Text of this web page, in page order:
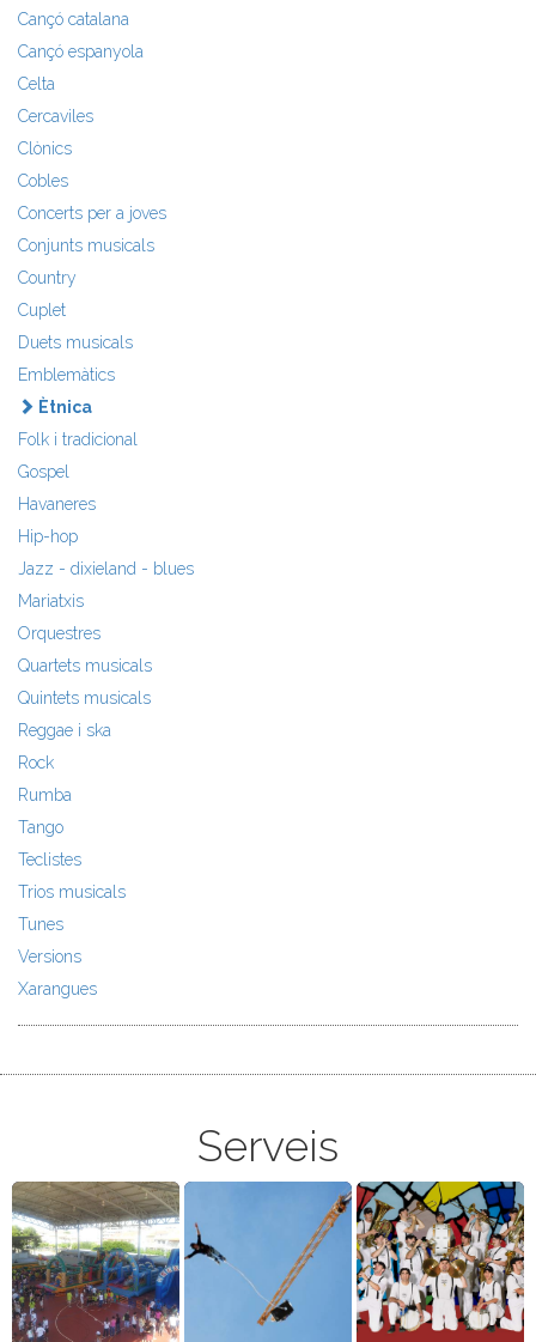
Cançó catalana
Cançó espanyola
Celta
Cercaviles
Clònics
Cobles
Concerts per a joves
Conjunts musicals
Country
Cuplet
Duets musicals
Emblemàtics
Ètnica
Folk i tradicional
Gospel
Havaneres
Hip-hop
Jazz - dixieland - blues
Mariatxis
Orquestres
Quartets musicals
Quintets musicals
Reggae i ska
Rock
Rumba
Tango
Teclistes
Trios musicals
Tunes
Versions
Xarangues
Serveis